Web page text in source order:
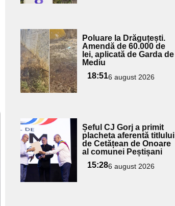
Adaugă
aici textul
pentru
subtitlu
Poluare la Drăguțești.
Amendă de 60.000 de
lei, aplicată de Garda de
Mediu
18:516 august 2026
Adaugă
aici textul
pentru
subtitlu
Șeful CJ Gorj a primit
placheta aferentă titlului
de Cetățean de Onoare
al comunei Peștișani
15:286 august 2026